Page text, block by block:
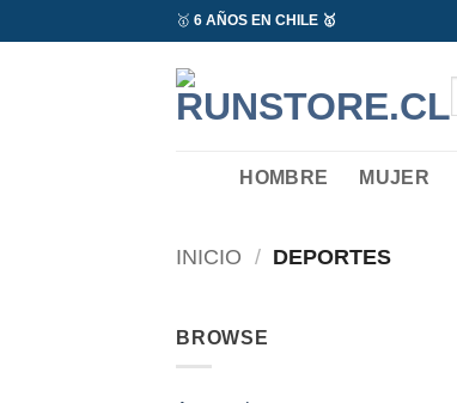
al
🥇 6 AÑOS EN CHILE 🥇
HOMBRE MUJER
INICIO / DEPORTES
BROWSE